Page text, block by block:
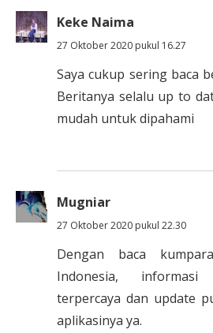
Keke Naima
27 Oktober 2020 pukul 16.27
Saya cukup sering baca
Beritanya selalu up to
mudah untuk dipahami
Mugniar
27 Oktober 2020 pukul 22.30
Dengan baca
Indonesia,
terpercaya dan update
aplikasinya ya.